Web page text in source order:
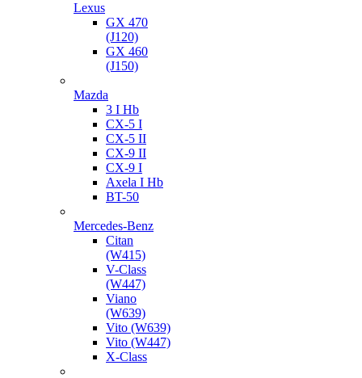
Lexus
GX 470
(J120)
GX 460
(J150)
Mazda
3 I Hb
CX-5 I
CX-5 II
CX-9 II
CX-9 I
Axela I Hb
BT-50
Mercedes-Benz
Citan
(W415)
V-Class
(W447)
Viano
(W639)
Vito (W639)
Vito (W447)
X-Class